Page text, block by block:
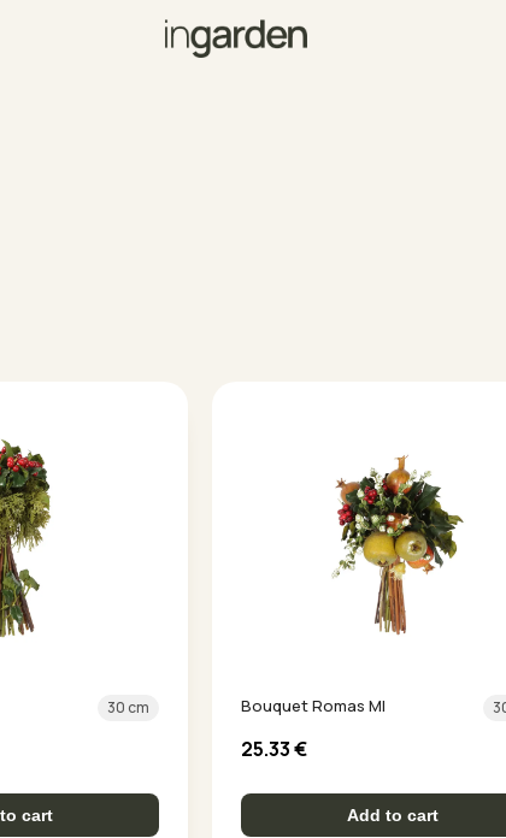
30 cm
cart
Bouquet Romas Ml
25.33€
Add to cart